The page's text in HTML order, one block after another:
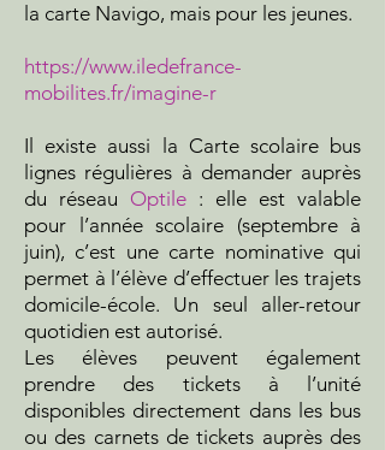
la carte Navigo, mais pour les jeunes.
https://www.iledefrance-
mobilites.fr/imagine-r
Il existe aussi la Carte scolaire bus
lignes régulières à demander auprès
du réseau Optile : elle est valable
pour l’année scolaire (septembre à
juin), c’est une carte nominative qui
permet à l’élève d’effectuer les trajets
domicile-école. Un seul aller-retour
quotidien est autorisé.
Les élèves peuvent également
prendre des tickets à l’unité
disponibles directement dans les bus
ou des carnets de tickets auprès des